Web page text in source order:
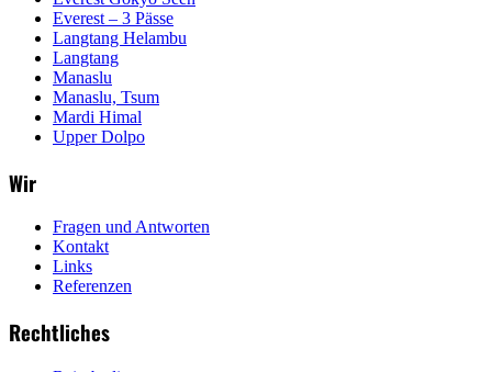
Everest – 3 Pässe
Langtang Helambu
Langtang
Manaslu
Manaslu, Tsum
Mardi Himal
Upper Dolpo
Wir
Fragen und Antworten
Kontakt
Links
Referenzen
Rechtliches